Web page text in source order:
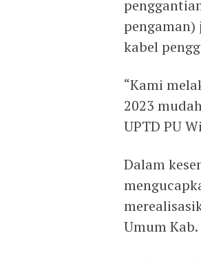
pengaman)
kabel
“Kami
2023
UPTD PU
Dalam
Umum